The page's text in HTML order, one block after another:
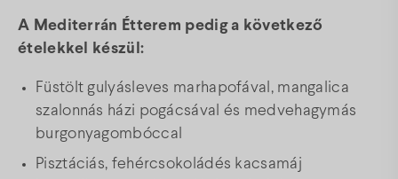
A Mediterrán Étterem pedig a következő
ételekkel készül:
Füstölt gulyásleves marhapofával, mangalica
szalonnás házi pogácsával és medvehagymás
burgonyagombóccal
Pisztáciás, fehércsokoládés kacsamáj